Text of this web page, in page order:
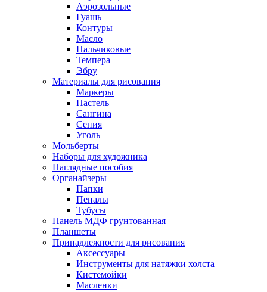
Аэрозольные
Гуашь
Контуры
Масло
Пальчиковые
Темпера
Эбру
Материалы для рисования
Маркеры
Пастель
Сангина
Сепия
Уголь
Мольберты
Наборы для художника
Наглядные пособия
Органайзеры
Папки
Пеналы
Тубусы
Панель МДФ грунтованная
Планшеты
Принадлежности для рисования
Аксессуары
Инструменты для натяжки холста
Кистемойки
Масленки